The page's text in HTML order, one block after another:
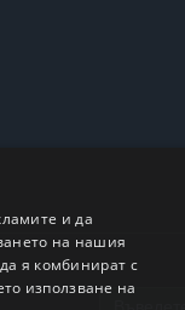
и да
на нашия
я комбинират с
използване на